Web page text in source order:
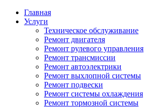
Главная
Услуги
Техническое обслуживание
Ремонт двигателя
Ремонт рулевого управления
Ремонт трансмиссии
Ремонт автоэлектрики
Ремонт выхлопной системы
Ремонт подвески
Ремонт системы охлаждения
Ремонт тормозной системы